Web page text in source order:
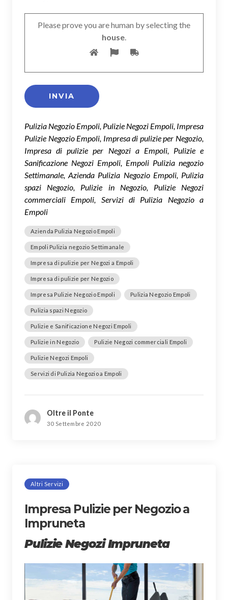
Please prove you are human by selecting the
house
Pulizia Negozio Empoli, Pulizie Negozi Empoli, Impresa
Pulizie Negozio Empoli, Impresa di pulizie per Negozio,
Impresa di pulizie per Negozi a Empoli, Pulizie e
Sanificazione Negozi Empoli, Empoli Pulizia negozio
Settimanale, Azienda Pulizia Negozio Empoli, Pulizia
spazi Negozio, Pulizie in Negozio, Pulizie Negozi
commerciali Empoli, Servizi di Pulizia Negozio a
Empoli
Azienda Pulizia Negozio Empoli
Empoli Pulizia negozio Settimanale
Impresa di pulizie per Negozi a Empoli
Impresa di pulizie per Negozio
Impresa Pulizie Negozio Empoli Pulizia Negozio Empoli
Pulizia spazi Negozio
Pulizie e Sanificazione Negozi Empoli
Pulizie in Negozio Pulizie Negozi commerciali Empoli
Pulizie Negozi Empoli
Servizi di Pulizia Negozio a Empoli
Oltre il Ponte
30 Settembre 2020
Altri Servizi
Impresa Pulizie per Negozio a
Impruneta
Pulizie Negozi Impruneta